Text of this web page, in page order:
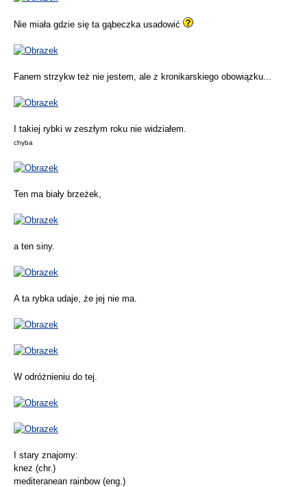
Nie miała gdzie się ta gąbeczka usadowić
Fanem strzykw też nie jestem, ale z kronikarskiego obowiązku...
I takiej rybki w zeszłym roku nie widziałem.
chyba
Ten ma biały brzeżek,
a ten siny.
A ta rybka udaje, że jej nie ma.
W odróżnieniu do tej.
I stary znajomy:
knez (chr.)
mediteranean rainbow (eng.)